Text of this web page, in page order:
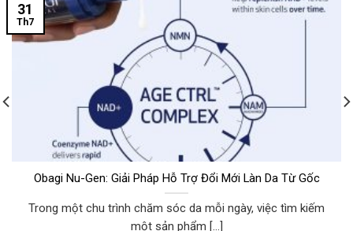
Obagi Nu-Gen: Giải Pháp Hỗ Trợ Đổi Mới Làn Da Từ Gốc
Trong một chu trình chăm sóc da mỗi ngày, việc tìm kiếm
một sản phẩm [...]
31
Th7